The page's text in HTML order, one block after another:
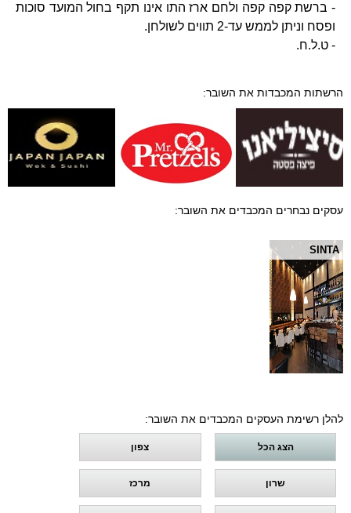
- ברשת קפה קפה ולחם ארז התו אינו תקף בחול המועד סוכות
ופסח וניתן לממש עד-2 תווים לשולחן.
- ט.ל.ח.
הרשתות המכבדות את השובר:
עסקים נבחרים המכבדים את השובר:
SINTA
להלן רשימת העסקים המכבדים את השובר:
הצג הכל צפון
שרון מרכז